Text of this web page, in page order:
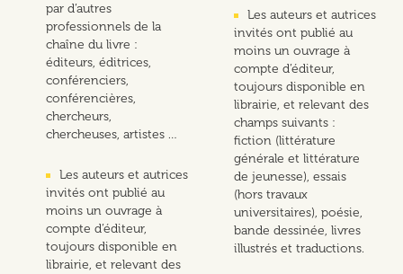
par d’autres
professionnels de la
chaîne du livre :
éditeurs, éditrices,
conférenciers,
conférencières,
chercheurs,
chercheuses, artistes …
Les auteurs et autrices
invités ont publié au
moins un ouvrage à
compte d’éditeur,
toujours disponible en
librairie, et relevant des
Les auteurs et autrices
invités ont publié au
moins un ouvrage à
compte d’éditeur,
toujours disponible en
librairie, et relevant des
champs suivants :
fiction (littérature
générale et littérature
de jeunesse), essais
(hors travaux
universitaires), poésie,
bande dessinée, livres
illustrés et traductions.